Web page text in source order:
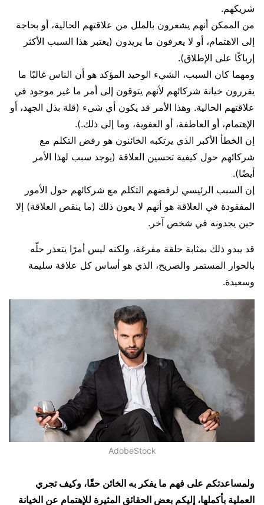
شريكهم.
من الممكن أنهم يشعرون بالملل من علاقتهم الحالية، أو بحاجة
إلى الاهتمام، أو لا يعرفون ما يريدون (يعتبر هذا السبب الأكثر
إرباكًا على الإطلاق).
ومهما كان السبب، الشيء الوحيد المؤكد هو أن الناس غالبًا ما
يقررون خيانة شركائهم لأنهم يتوقون إلى أمر ما غير موجود في
علاقتهم الحالية. وهذا الأمر قد يكون أي شيء (قلة بذل الجهد، أو
الإهتمام، أو العاطفة، أو العفوية، وما إلى ذلك.).
إن الخطأ الأكبر الذي يرتكبه الخائنون هو رفض التكلم مع
شركائهم حول كيفية تحسين العلاقة (يوجد سبب لهذا الأمر
أيضًا).
إن السبب الرئيسي لرفضهم التكلم مع شركائهم حول الأمور
المفقودة في العلاقة هو أنهم لا يعون ذلك (ما ينقص العلاقة) إلا
حين يجدونه في شخص آخر.
قد يبدو ذلك بمثابة حلقة مفرغة، ولكنه ليس أمرًا يتعذر حلّه
بالحوار المستمر والصريح، الذي هو أساس كل علاقة سليمة
وسعيدة.
AdobeStock
ولمساعدتكم على فهم ما يفكر به الخائن حقًا، وكيف تجري
العملية بأكملها، إليكم بعض الحقائق المثيرة للإهتمام عن الخيانة